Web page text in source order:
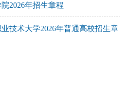
2026年招生章程
技术大学2026年普通高校招生章